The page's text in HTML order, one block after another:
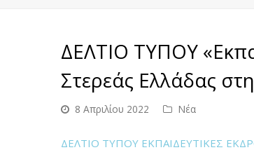
ΔΕΛΤΙΟ ΤΥΠΟΥ
Στερεάς Ελλάδας
8 Απριλίου 2022 Νέα
ΔΕΛΤΙΟ ΤΥΠΟΥ ΕΚΠΑΙΔΕΥΤΙΚΕΣ